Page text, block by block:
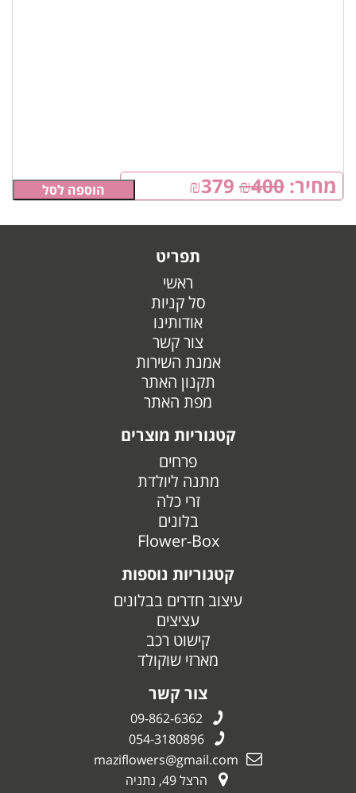
מחיר: ₪400
₪379 הוספה לסל
תפריט
ראשי
סל קניות
אודותינו
צור קשר
אמנת השירות
תקנון האתר
מפת האתר
קטגוריות מוצרים
פרחים
מתנה ליולדת
זרי כלה
בלונים
Flower-Box
קטגוריות נוספות
עיצוב חדרים בבלונים
עציצים
קישוט רכב
מארזי שוקולד
צור קשר
09-862-6362
054-3180896
maziflowers@gmail.com
הרצל 49, נתניה